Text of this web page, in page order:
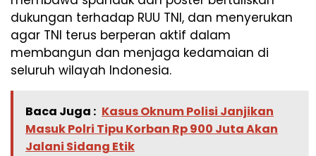
dukungan terhadap RUU TNI, dan menyerukan
agar TNI terus berperan aktif dalam
membangun dan menjaga kedamaian di
seluruh wilayah Indonesia.
Baca Juga : Kasus Oknum Polisi Janjikan
Masuk Polri Tipu Korban Rp 900 Juta Akan
Jalani Sidang Etik